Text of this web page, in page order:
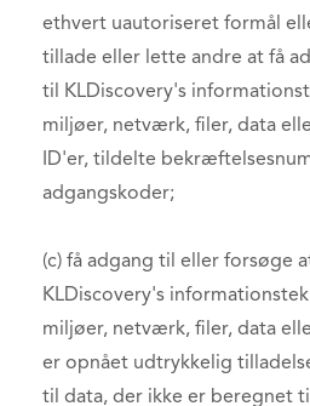
ethvert uautoriseret formål
tillade eller lette andre at få
til KLDiscovery's
miljøer, netværk, filer, data
ID'er, tildelte
adgangskoder;
(c) få adgang til eller forsøge
KLDiscovery's
miljøer, netværk, filer, data
er opnået udtrykkelig
til data, der ikke er beregnet